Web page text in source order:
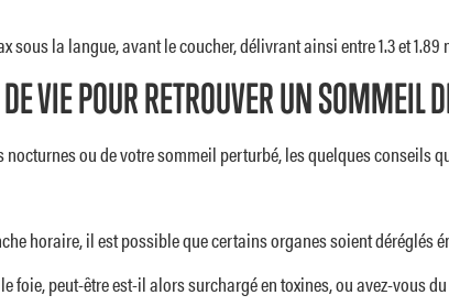
sous la langue, avant le coucher, délivrant ainsi entre 1.3 et
VIE POUR RETROUVER UN SOMMEIL
ou de votre sommeil perturbé, les quelques conseils
horaire, il est possible que certains organes soient déréglés
foie, peut-être est-il alors surchargé en toxines, ou avez-vous